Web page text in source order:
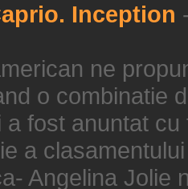
Inception
ne
o combinatie
a fost anuntat
a
Angelina Jolie